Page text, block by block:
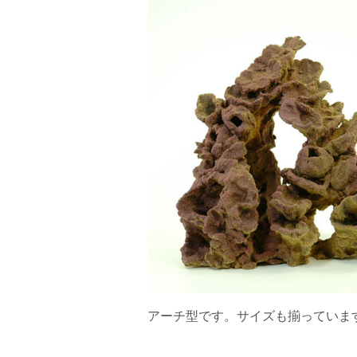
アーチ型です。サイズも揃っていま